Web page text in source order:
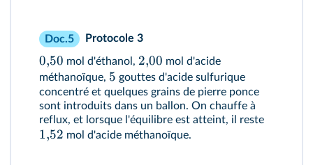
Doc.5 Protocole 3
0,50 mol d'éthanol, 2,00 mol d'acide
méthanoïque, 5 gouttes d'acide sulfurique
concentré et quelques grains de pierre ponce
sont introduits dans un ballon. On chauffe à
reflux, et lorsque l'équilibre est atteint, il reste
1,52 mol d'acide méthanoïque.